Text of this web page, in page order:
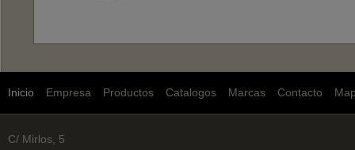
Inicio Empresa Productos Catalogos Marcas Contacto
C/ Mirlos, 5